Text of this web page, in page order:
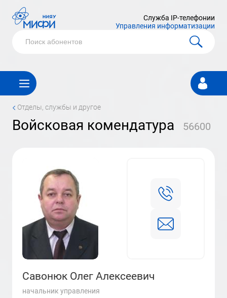
Служба IP-телефонии
Управления информатизации
Личный
кабинет
< Отделы, службы и другое
Войсковая комендатура 56600
Савонюк Олег Алексеевич
начальник управления